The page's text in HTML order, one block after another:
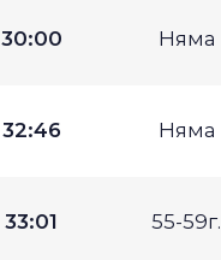
30:00 Няма
32:46 Няма
33:01 55-59г.